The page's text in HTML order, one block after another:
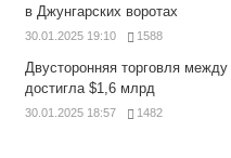
в Джунгарских воротах
30.01.2025 19:10 1588
Двусторонняя торговля
достигла $1,6 млрд
30.01.2025 18:57 1482